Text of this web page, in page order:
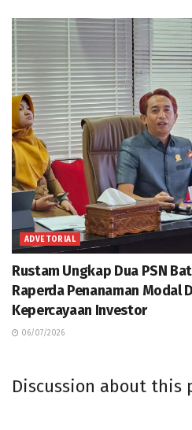
ADVETORIAL
Rustam Ungkap Dua PSN
Raperda Penanaman Modal
Kepercayaan Investor
06/07/2026
Discussion about this